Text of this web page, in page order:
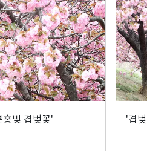
홍빛 겹벚꽃' '겹